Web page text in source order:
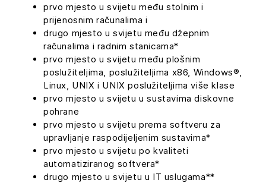
prvo mjesto u svijetu među stolnim i
prijenosnim računalima i
drugo mjesto u svijetu među džepnim
računalima i radnim stanicama*
prvo mjesto u svijetu među plošnim
poslužiteljima, poslužiteljima x86, Windows®,
Linux, UNIX i UNIX poslužiteljima više klase
prvo mjesto u svijetu u sustavima diskovne
pohrane
prvo mjesto u svijetu prema softveru za
upravljanje raspodijeljenim sustavima*
prvo mjesto u svijetu po kvaliteti
automatiziranog softvera*
drugo mjesto u svijetu u IT uslugama**